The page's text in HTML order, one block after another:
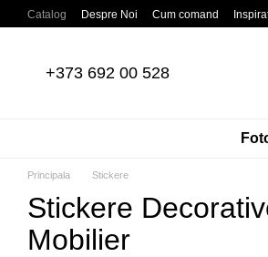
Mergi la conținutul principal
Catalog Despre Noi Cum comand
+373 692 00 528
Principala Stickere
Stickere
Mobilier